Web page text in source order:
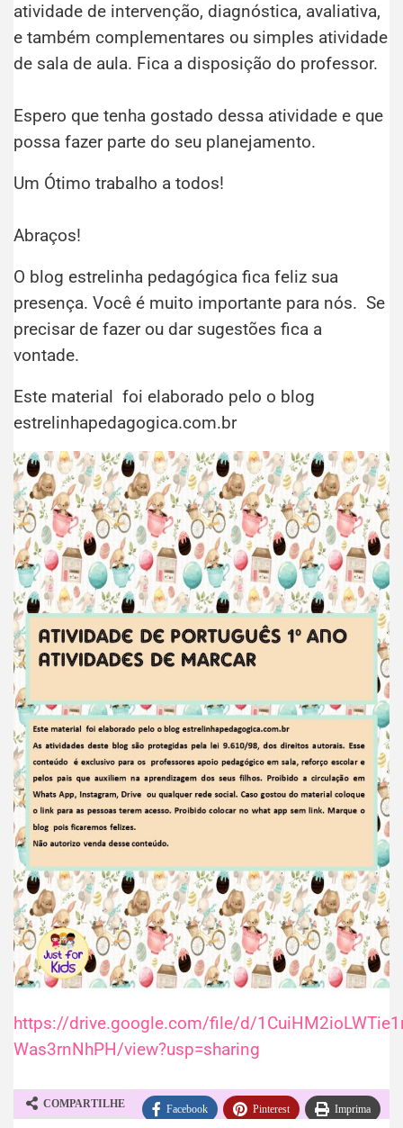
atividade de intervenção, diagnóstica, avaliativa,
e também complementares ou simples atividade
de sala de aula. Fica a disposição do professor.
Espero que tenha gostado dessa atividade e que
possa fazer parte do seu planejamento.
Um Ótimo trabalho a todos!
Abraços!
O blog estrelinha pedagógica fica feliz sua
presença. Você é muito importante para nós. Se
precisar de fazer ou dar sugestões fica a
vontade.
Este material foi elaborado pelo o blog
estrelinhapedagogica.com.br
https://drive.google.com/file/d/
Was3rnNhPH/view?usp=sharing
COMPARTILHE Facebook Pinterest Imprima